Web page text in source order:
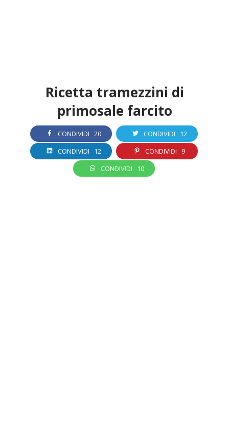
Ricetta tramezzini di
primosale farcito
CONDIVIDI 20 CONDIVIDI 12
CONDIVIDI 12 CONDIVIDI 9
CONDIVIDI 10